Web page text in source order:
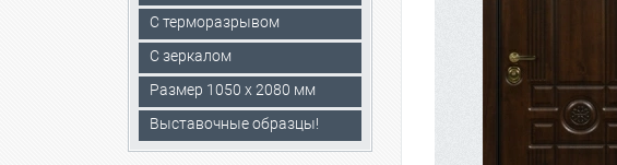
С терморазрывом
С зеркалом
Размер 1050 х 2080 мм
Выставочные образцы!